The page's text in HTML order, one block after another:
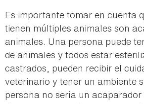
Es importante tomar en cuenta
tienen múltiples animales son
animales. Una persona puede
de animales y todos estar
castrados, pueden recibir el
veterinario y tener un ambiente
persona no sería un acaparador